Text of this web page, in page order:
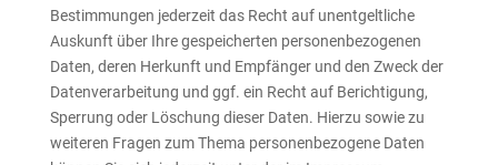
Bestimmungen jederzeit das Recht auf unentgeltliche
Auskunft über Ihre gespeicherten personenbezogenen
Daten, deren Herkunft und Empfänger und den Zweck der
Datenverarbeitung und ggf. ein Recht auf Berichtigung,
Sperrung oder Löschung dieser Daten. Hierzu sowie zu
weiteren Fragen zum Thema personenbezogene Daten